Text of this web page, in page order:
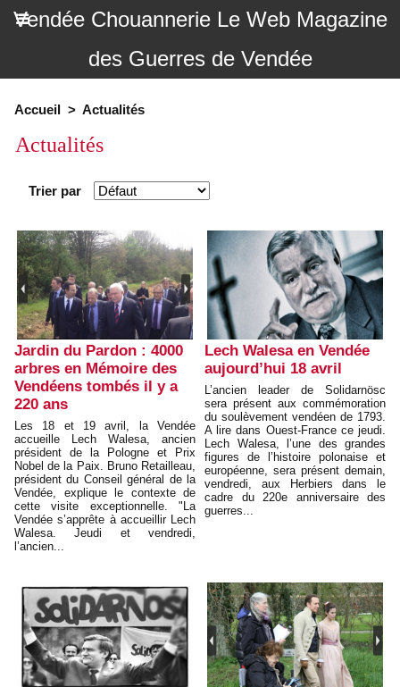
Vendée Chouannerie Le Web Magazine
des Guerres de Vendée
Accueil > Actualités
Actualités
Trier par
Jardin du Pardon : 4000
arbres en Mémoire des
Vendéens tombés il y a
220 ans
Les 18 et 19 avril, la Vendée
accueille Lech Walesa, ancien
président de la Pologne et Prix
Nobel de la Paix. Bruno Retailleau,
président du Conseil général de la
Vendée, explique le contexte de
cette visite exceptionnelle. "La
Vendée s’apprête à accueillir Lech
Walesa. Jeudi et vendredi,
l’ancien...
Lech Walesa en Vendée
aujourd’hui 18 avril
L’ancien leader de Solidarnösc
sera présent aux commémoration
du soulèvement vendéen de 1793.
A lire dans Ouest-France ce jeudi.
Lech Walesa, l’une des grandes
figures de l’histoire polonaise et
européenne, sera présent demain,
vendredi, aux Herbiers dans le
cadre du 220e anniversaire des
guerres...